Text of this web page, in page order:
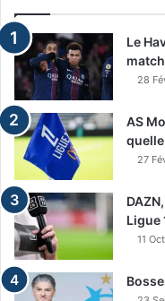
Le
28
AS
27
Ligue
11